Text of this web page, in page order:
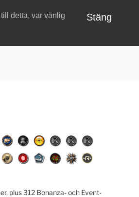
detta, var vänlig Stäng
plus 312 Bonanza- och Event-